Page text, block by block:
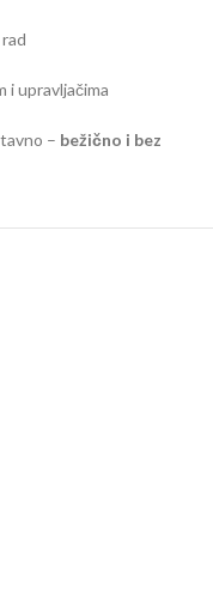
i upravljačima
– bežično i bez